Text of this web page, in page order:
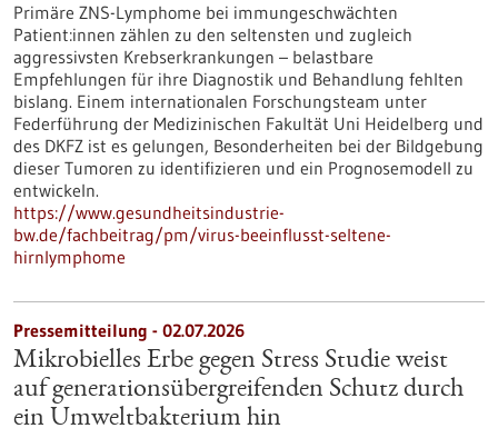
Primäre ZNS-Lymphome bei immungeschwächten
Patient:innen zählen zu den seltensten und zugleich
aggressivsten Krebserkrankungen – belastbare
Empfehlungen für ihre Diagnostik und Behandlung fehlten
bislang. Einem internationalen Forschungsteam unter
Federführung der Medizinischen Fakultät Uni Heidelberg und
des DKFZ ist es gelungen, Besonderheiten bei der Bildgebung
dieser Tumoren zu identifizieren und ein Prognosemodell zu
entwickeln.
https://www.gesundheitsindustrie-
bw.de/fachbeitrag/pm/virus-beeinflusst-seltene-
hirnlymphome
Pressemitteilung - 02.07.2026
Mikrobielles Erbe gegen Stress Studie weist
auf generationsübergreifenden Schutz durch
ein Umweltbakterium hin